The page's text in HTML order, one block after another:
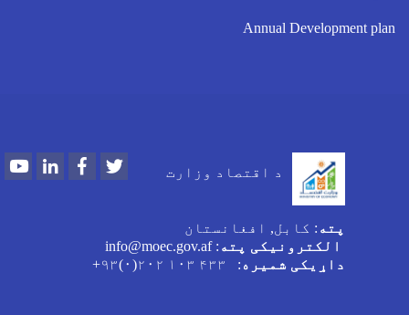
Annual Development plan
د اقتصاد وزارت
YoutubeLinkedInFacebook
پته : کابل, افغانستان
الکترونیکی پته : info@moec.gov.af
داړیکی شمیره : ۴۳۳ ۱۰۳ ۲۰۲(۰)۹۳+